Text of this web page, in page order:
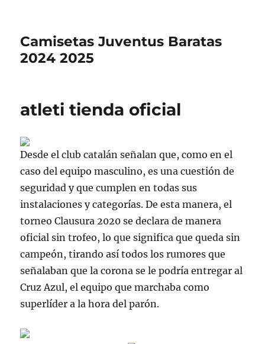
Camisetas Juventus Baratas
2024 2025
atleti tienda oficial
Desde el club catalán señalan que, como en el
caso del equipo masculino, es una cuestión de
seguridad y que cumplen en todas sus
instalaciones y categorías. De esta manera, el
torneo Clausura 2020 se declara de manera
oficial sin trofeo, lo que significa que queda sin
campeón, tirando así todos los rumores que
señalaban que la corona se le podría entregar al
Cruz Azul, el equipo que marchaba como
superlíder a la hora del parón.